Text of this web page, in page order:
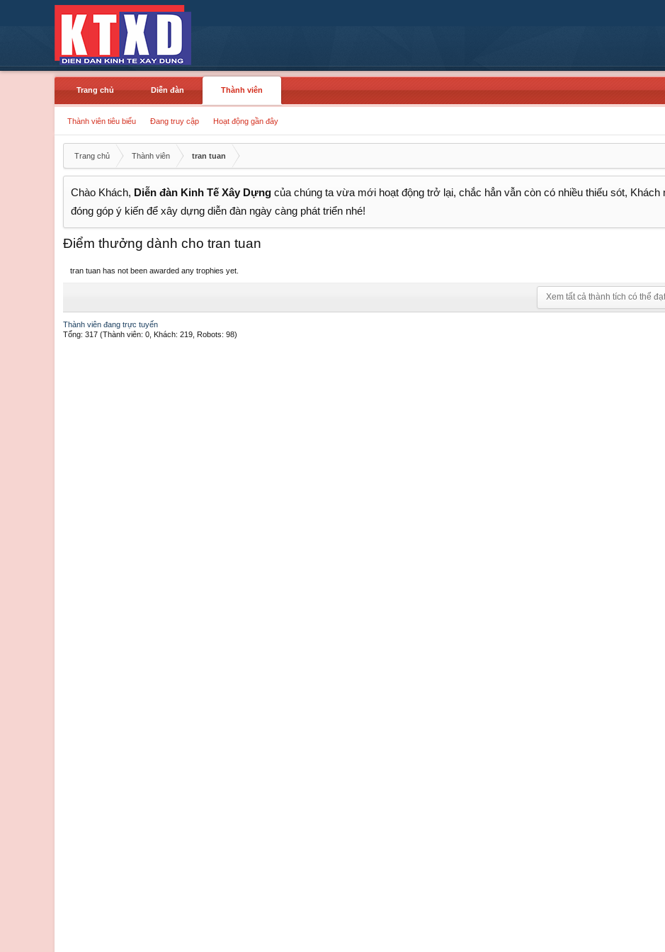
Trang chủ
Diễn đàn Thành viên
Thành viên tiêu biểu Đang truy cập Hoạt động gần đây
Trang chủ Thành viên tran tuan
Chào Khách, Diễn đàn Kinh Tế Xây Dựng của chúng ta vừa mới hoạt động trở lại, chắc hẳn vẫn còn có nhiều thiếu sót, Khách
đóng góp ý kiến để xây dựng diễn đàn ngày càng phát triển nhé!
Điểm thưởng dành cho tran tuan
tran tuan has not been awarded any trophies yet.
Xem tất cả thành tích có thể
Thành viên đang trực tuyến
Tổng: 317 (Thành viên: 0, Khách: 219, Robots: 98)